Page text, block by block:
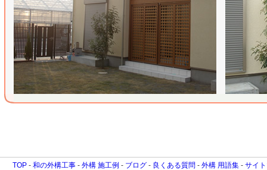
TOP - 和の外構工事 - 外構 施工例 - ブログ - 良くある質問 - 外構 用語集 - サイ